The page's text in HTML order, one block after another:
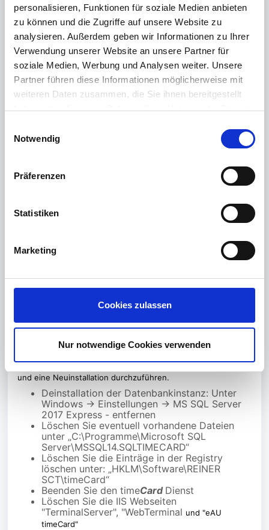
personalisieren, Funktionen für soziale Medien anbieten
zu können und die Zugriffe auf unsere Website zu
analysieren. Außerdem geben wir Informationen zu Ihrer
Verwendung unserer Website an unsere Partner für
soziale Medien, Werbung und Analysen weiter. Unsere
Partner führen diese Informationen möglicherweise mit
weiteren Daten zusammen, die Sie ihnen bereitgestellt
haben oder die sie im Rahmen Ihrer Nutzung der Dienste
Weitere Informationen finden Sie in unserer
a
Notwendig
Präferenzen
Statistiken
Marketing
Cookies zulassen
Nur notwendige Cookies verwenden
und eine Neuinstallation durchzuführen.
Deinstallation der Datenbankinstanz: Unter
Windows -> Einstellungen -> MS SQL Server
2017 Express - entfernen
Löschen Sie eventuell vorhandene Dateien
unter „C:\Programme\Microsoft SQL
Server\MSSQL14.SQLTIMECARD“
Löschen Sie die Einträge in der Registry
löschen unter: „HKLM\Software\REINER
SCT\timeCard“
Beenden Sie den timeCard Dienst
Löschen Sie die IIS Webseiten
"TerminalServer", "WebTerminal und "eAU
timeCard"